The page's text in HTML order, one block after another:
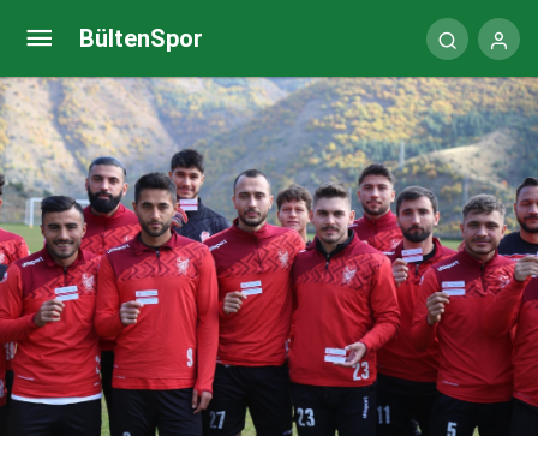
BültenSpor
A Milli Kadın Hentbol Takımı Başantrenörü
Buceschi hedefi açıkladı